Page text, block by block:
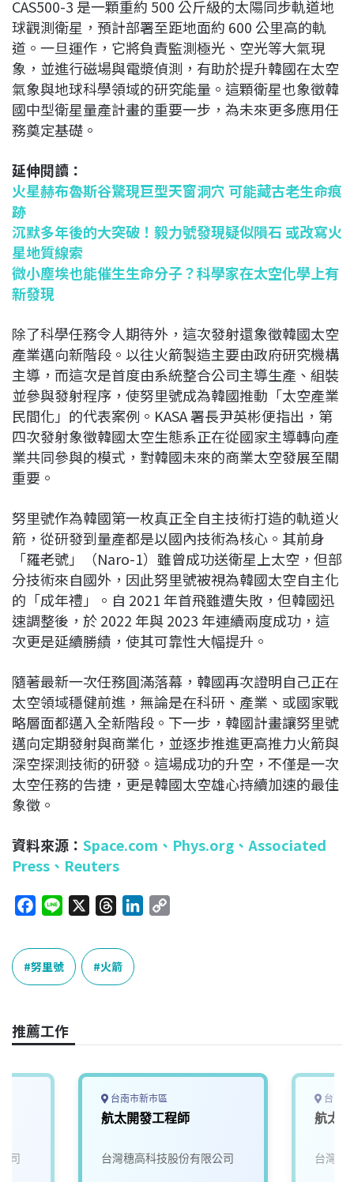
CAS500-3 是一顆重約 500 公斤級的太陽同步軌道地
球觀測衛星，預計部署至距地面約 600 公里高的軌
道。一旦運作，它將負責監測極光、空光等大氣現
象，並進行磁場與電漿偵測，有助於提升韓國在太空
氣象與地球科學領域的研究能量。這顆衛星也象徵韓
國中型衛星量產計畫的重要一步，為未來更多應用任
務奠定基礎。
延伸閱讀：
火星赫布魯斯谷驚現巨型天窗洞穴 可能藏古老生命痕
跡
沉默多年後的大突破！毅力號發現疑似隕石 或改寫火
星地質線索
微小塵埃也能催生生命分子？科學家在太空化學上有
新發現
除了科學任務令人期待外，這次發射還象徵韓國太空
產業邁向新階段。以往火箭製造主要由政府研究機構
主導，而這次是首度由系統整合公司主導生產、組裝
並參與發射程序，使努里號成為韓國推動「太空產業
民間化」的代表案例。KASA 署長尹英彬便指出，第
四次發射象徵韓國太空生態系正在從國家主導轉向產
業共同參與的模式，對韓國未來的商業太空發展至關
重要。
努里號作為韓國第一枚真正全自主技術打造的軌道火
箭，從研發到量產都是以國內技術為核心。其前身
「羅老號」（Naro-1）雖曾成功送衛星上太空，但部
分技術來自國外，因此努里號被視為韓國太空自主化
的「成年禮」。自 2021 年首飛雖遭失敗，但韓國迅
速調整後，於 2022 年與 2023 年連續兩度成功，這
次更是延續勝績，使其可靠性大幅提升。
隨著最新一次任務圓滿落幕，韓國再次證明自己正在
太空領域穩健前進，無論是在科研、產業、或國家戰
略層面都邁入全新階段。下一步，韓國計畫讓努里號
邁向定期發射與商業化，並逐步推進更高推力火箭與
深空探測技術的研發。這場成功的升空，不僅是一次
太空任務的告捷，更是韓國太空雄心持續加速的最佳
象徵。
資料來源： Space.com 、 Phys.org、 Associated
Press、 Reuters
c
e
b
o
k
n
e
r
e
a
n
k
努里號 火箭
推薦工作
司
台南市新市區
航太開發工程師
台灣穗高科技股份有限公司
台南
航太
台灣穗